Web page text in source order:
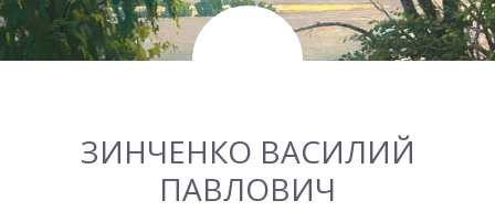
+7 938 177
ЗИНЧЕНКО ВАСИЛИЙ
ПАВЛОВИЧ